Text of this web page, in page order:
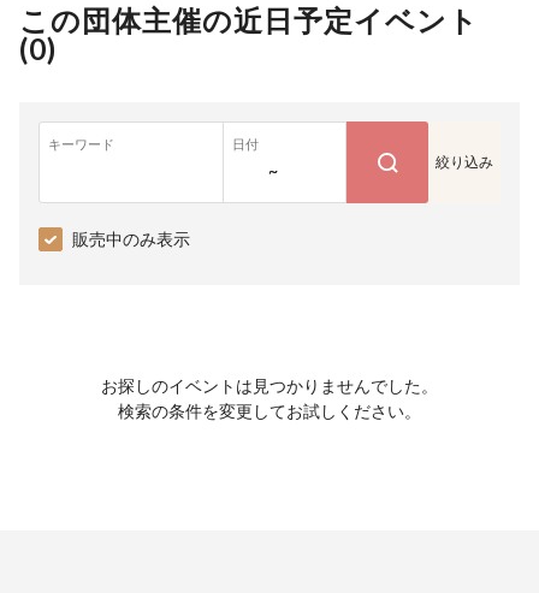
この団体主催の近日予定イベント
(0)
キーワード 日付
~ 絞り込み
販売中のみ表示
お探しのイベントは見つかりませんでした。
検索の条件を変更してお試しください。